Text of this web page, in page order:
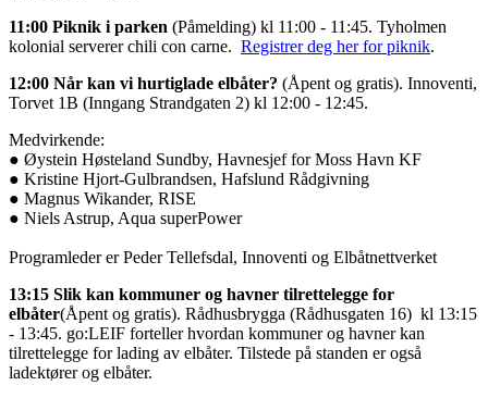
11:00 Piknik i parken‍ (Påmelding) kl 11:00 - 11:45‍. Tyholmen
kolonial serverer chili con carne. Registrer deg her for piknik.
12:00 Når kan vi hurtiglade elbåter?‍ (Åpent og gratis). Innoventi,
Torvet 1B (Inngang Strandgaten 2) kl 12:00 - 12:45‍.
Medvirkende:
● Øystein Høsteland Sundby, Havnesjef for Moss Havn KF
● Kristine Hjort-Gulbrandsen, Hafslund Rådgivning
● Magnus Wikander, RISE
● Niels Astrup, Aqua superPower
Programleder er Peder Tellefsdal, Innoventi og Elbåtnettverket
13:15 Slik kan kommuner og havner tilrettelegge for
elbåter‍(Åpent og gratis). Rådhusbrygga (Rådhusgaten 16) kl 13:15
- 13:45‍. go:LEIF forteller hvordan kommuner og havner kan
tilrettelegge for lading av elbåter. Tilstede på standen er også
ladektører og elbåter.